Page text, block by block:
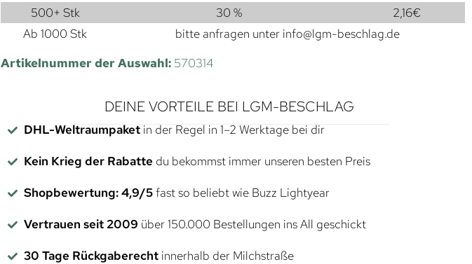
500+ Stk
30 % 2,16€
Ab 1000 Stk
bitte anfragen unter info@lgm-beschlag.de
Artikelnummer der Auswahl: 570314
DEINE VORTEILE BEI LGM-BESCHLAG
DHL-Weltraumpaketin der Regel in 1–2 Werktage bei dir
Kein Krieg der Rabatte du bekommst immer unseren besten Preis
Shopbewertung: 4,9/5fast so beliebt wie Buzz Lightyear
Vertrauen seit 2009 über 150.000 Bestellungen ins All geschickt
30 Tage Rückgaberechtinnerhalb der Milchstraße